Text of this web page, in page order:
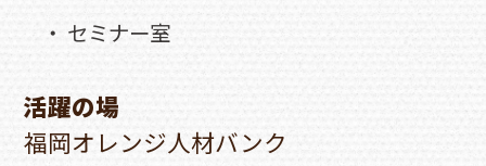
・ セミナー室
活躍の場
福岡オレンジ人材バンク